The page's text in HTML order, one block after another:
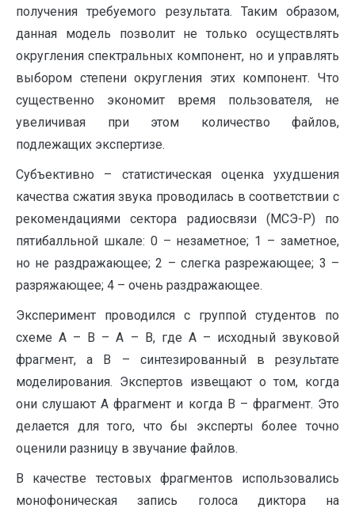
получения требуемого результата. Таким образом,
данная модель позволит не только осуществлять
округления спектральных компонент, но и управлять
выбором степени округления этих компонент. Что
существенно экономит время пользователя, не
увеличивая при этом количество файлов,
подлежащих экспертизе.
Субъективно – статистическая оценка ухудшения
качества сжатия звука проводилась в соответствии с
рекомендациями сектора радиосвязи (МСЭ-Р) по
пятибалльной шкале: 0 – незаметное; 1 – заметное,
но не раздражающее; 2 – слегка разрежающее; 3 –
разряжающее; 4 – очень раздражающее.
Эксперимент проводился с группой студентов по
схеме А – В – А – В, где А – исходный звуковой
фрагмент, а В – синтезированный в результате
моделирования. Экспертов извещают о том, когда
они слушают А фрагмент и когда В – фрагмент. Это
делается для того, что бы эксперты более точно
оценили разницу в звучание файлов.
В качестве тестовых фрагментов использовались
монофоническая запись голоса диктора на